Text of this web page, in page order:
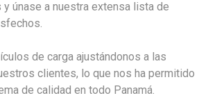
únase a nuestra extensa lista de
de carga ajustándonos a las
clientes, lo que nos ha permitido
de calidad en todo Panamá.